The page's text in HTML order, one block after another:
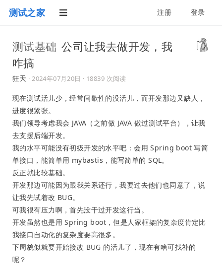
测试之家 注册 登录
测试基础 公司让我去做开发，我
咋搞
狂天 ·2024年07月20日 · 18839 次阅读
现在测试活儿少，经常间歇性的没活儿，而开发那边又缺人，
进度很紧张。
我们领导考虑我会 JAVA（之前做 JAVA 做过测试平台），让我
去支援后端开发。
我的水平可能没有初级开发的水平吧：会用 Spring boot 写简
单接口，能简单用 mybastis，能写简单的 SQL。
反正就比较基础。
开发那边可能因为跟我关系还行，我要过去他们也同意了，说
让我先试着改 BUG。
可我很有压力啊，首先没干过开发这行当。
开发虽然也是用 Spring boot，但是人家框架的复杂度肯定比
我接口自动化的复杂度要高很多。
下周貌似就要开始接改 BUG 的活儿了，现在有啥可找补的
呢？